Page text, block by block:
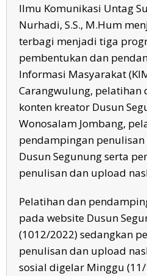
Ilmu Komunikasi Untag
Nurhadi, S.S., M.Hum
terbagi menjadi tiga
pembentukan dan
Informasi Masyarakat
Carangwulung, pelatihan
konten kreator Dusun
Wonosalam Jombang,
pendampingan
Dusun Segunung serta
penulisan dan upload
Pelatihan dan
pada website Dusun
(1012/2022) sedangkan
penulisan dan upload
sosial digelar Minggu